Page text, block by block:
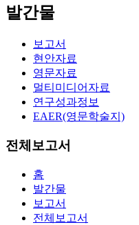
발간물
보고서
현안자료
영문자료
멀티미디어자료
연구성과정보
EAER(영문학술지)
전체보고서
홈
발간물
보고서
전체보고서